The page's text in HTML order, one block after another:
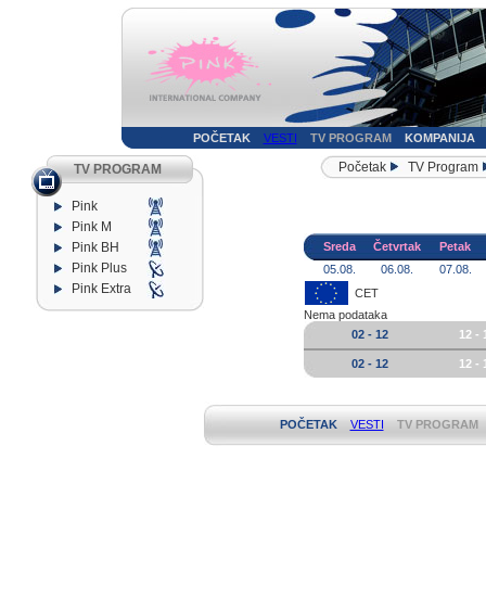
POČETAK VESTI TV PROGRAM KOMPANIJA
TV PROGRAM
Pink
Pink M
Pink BH
Pink Plus
Pink Extra
Početak TV Program
Sreda Četvrtak
Petak
05.08.
06.08.
07.08.
CET
Nema podataka
02 - 12
12 -
02 - 12 12 -
POČETAK VESTI TV PROGRAM